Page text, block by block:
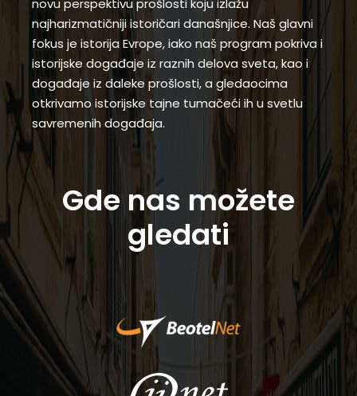
novu perspektivu prošlosti koju izlažu
najharizmatičniji istoričari današnjice. Naš glavni
fokus je istorija Evrope, iako naš program pokriva i
istorijske događaje iz raznih delova sveta, kao i
događaje iz daleke prošlosti, a gledaocima
otkrivamo istorijske tajne tumačeći ih u svetlu
savremenih događaja.
Gde nas možete
gledati